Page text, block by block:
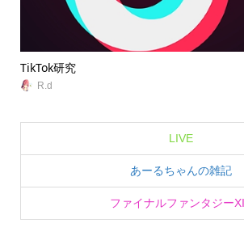
TikTok研究
R.d
LIVE
あーるちゃんの雑記
ファイナルファンタジー